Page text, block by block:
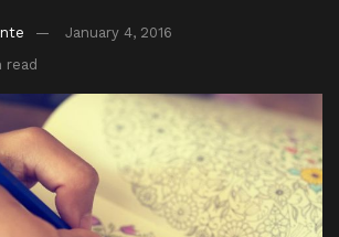
January 4, 2016
read